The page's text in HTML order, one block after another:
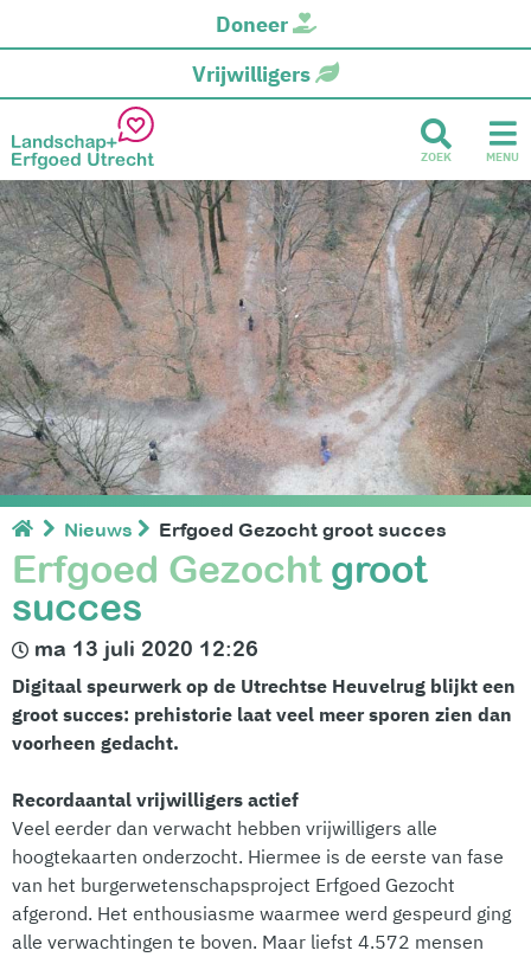
Doneer
Vrijwilligers
ZOEK MENU
Nieuws Erfgoed Gezocht groot succes
Erfgoed Gezocht groot
succes
ma 13 juli 2020 12:26
Digitaal speurwerk op de Utrechtse Heuvelrug blijkt een
groot succes: prehistorie laat veel meer sporen zien dan
voorheen gedacht.
Recordaantal vrijwilligers actief
Veel eerder dan verwacht hebben vrijwilligers alle
hoogtekaarten onderzocht. Hiermee is de eerste van fase
van het burgerwetenschapsproject Erfgoed Gezocht
afgerond. Het enthousiasme waarmee werd gespeurd ging
alle verwachtingen te boven. Maar liefst 4.572 mensen